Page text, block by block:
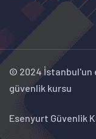
© 2024 İstanbul'un
güvenlik kursu
Esenyurt Güvenlik